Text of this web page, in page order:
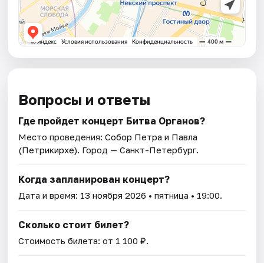
Вопросы и ответы
Где пройдет концерт Битва Органов?
Место проведения:Собор Петра и Павла
(Петрикирхе). Город — Санкт-Петербург.
Когда запланирован концерт?
Дата и время: 13 ноября 2026 • пятница • 19:00.
Сколько стоит билет?
Стоимость билета: от 1 100 ₽.